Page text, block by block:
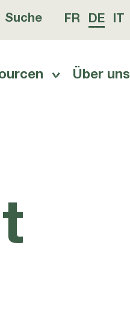
Suche FR DE IT
Über uns